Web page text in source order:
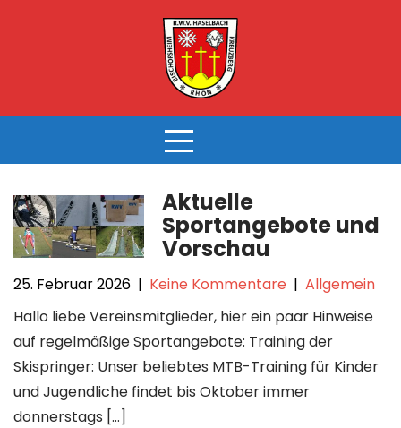
Aktuelle
Sportangebote und
Vorschau
25. Februar 2026 | Keine Kommentare | Allgemein
Hallo liebe Vereinsmitglieder, hier ein paar Hinweise
auf regelmäßige Sportangebote: Training der
Skispringer: Unser beliebtes MTB-Training für Kinder
und Jugendliche findet bis Oktober immer
donnerstags […]